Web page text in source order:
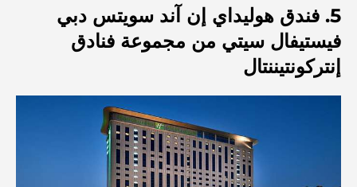
أفضل ملاعب الجولف للبطولات في دبي
المجتمعات السكنية المطلة على الواجهة البحرية في دبي: حياة
فاخرة على شاطئ البحر
أفضل البنوك في دبي للمقيمين الأجانب: دليل مصرفي شامل
5. فندق هوليداي إن آند سويتس دبي
فيستيفال سيتي من مجموعة فنادق
إنتركونتيننتال